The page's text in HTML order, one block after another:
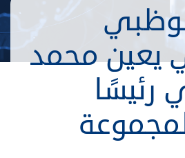
يعين محمد
رئيسًا